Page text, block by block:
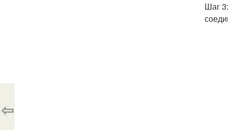
Шаг
⇦